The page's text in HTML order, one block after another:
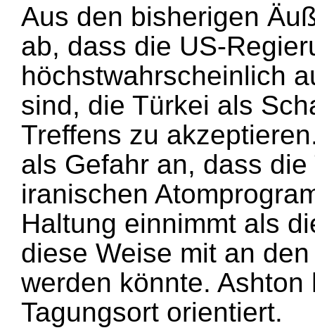
Aus den bisherigen
ab, dass die US-
höchstwahrscheinlich
sind, die Türkei als
Treffens zu
als Gefahr an, dass
iranischen
Haltung einnimmt als
diese Weise mit an
werden könnte.
Tagungsort orientiert.